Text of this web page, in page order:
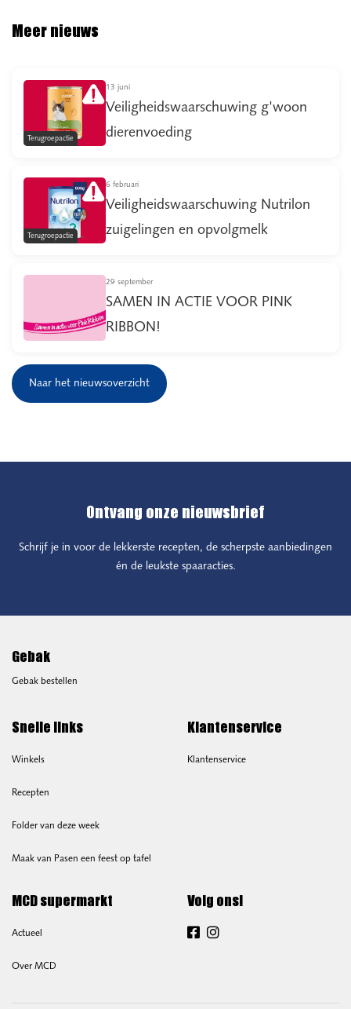
Meer nieuws
13 juni
Veiligheidswaarschuwing g'woon
dierenvoeding
Terugroepactie
6 februari
Veiligheidswaarschuwing Nutrilon
zuigelingen en opvolgmelk
Terugroepactie
29 september
SAMEN IN ACTIE VOOR PINK
RIBBON!
Naar het nieuwsoverzicht
Ontvang onze nieuwsbrief
Schrijf je in voor de lekkerste recepten, de scherpste aanbiedingen
én de leukste spaaracties.
Gebak
Gebak bestellen
Snelle links
Winkels
Recepten
Folder van deze week
Maak van Pasen een feest op tafel
Klantenservice
Klantenservice
MCD supermarkt
Actueel
Over MCD
Volg ons!
Facebook